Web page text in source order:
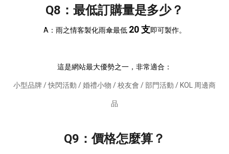
Q8：最低訂購量是多少？
A：雨之情客製化雨傘最低 20 支即可製作。
這是網站最大優勢之一，非常適合：
小型品牌 / 快閃活動 / 婚禮小物 / 校友會 / 部門活動 / KOL 周邊商
品
Q9：價格怎麼算？